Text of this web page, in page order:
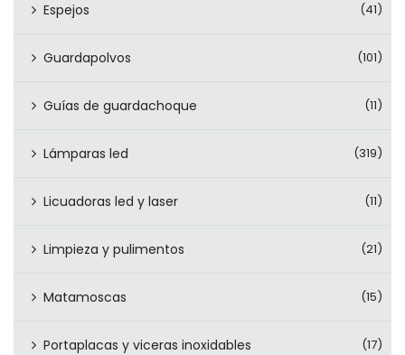
Espejos (41)
Guardapolvos (101)
Guías de guardachoque (11)
Lámparas led (319)
Licuadoras led y laser (11)
Limpieza y pulimentos (21)
Matamoscas (15)
Portaplacas y viceras inoxidables (17)